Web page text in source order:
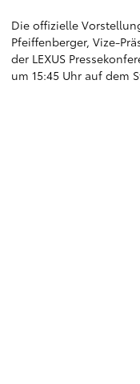
Die offizielle
Pfeiffenberger, Vize-
der LEXUS
um 15:45 Uhr auf dem